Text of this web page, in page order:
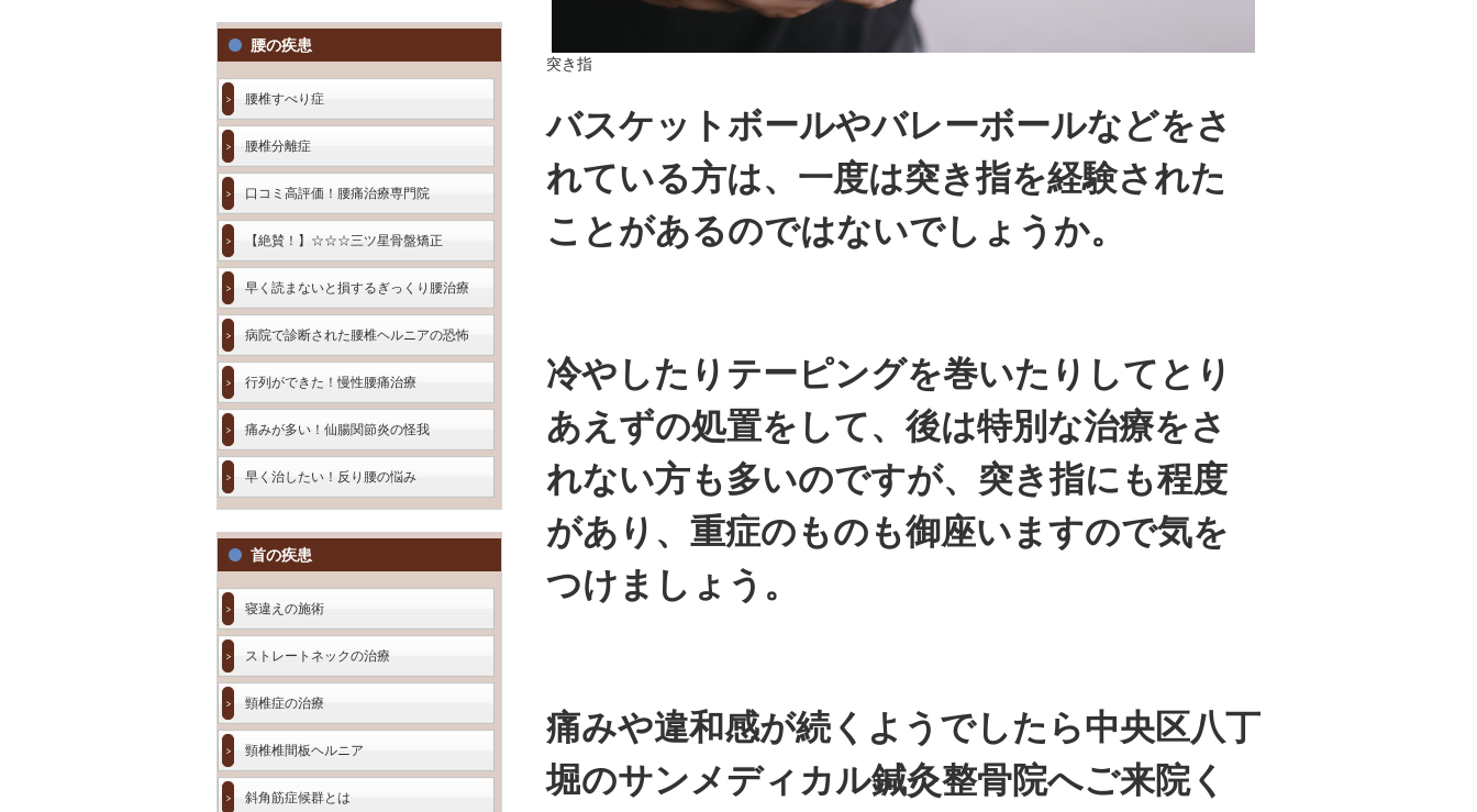
腰の疾患
腰椎すべり症
腰椎分離症
口コミ高評価！腰痛治療専門院
【絶賛！】☆☆☆三ツ星骨盤矯正
早く読まないと損するぎっくり腰治療
病院で診断された腰椎ヘルニアの恐怖
行列ができた！慢性腰痛治療
痛みが多い！仙腸関節炎の怪我
早く治したい！反り腰の悩み
首の疾患
寝違えの施術
ストレートネックの治療
頸椎症の治療
頸椎椎間板ヘルニア
斜角筋症候群とは
突き指
バスケットボールやバレーボールなどをさ
れている方は、一度は突き指を経験された
ことがあるのではないでしょうか。
冷やしたりテーピングを巻いたりしてとり
あえずの処置をして、後は特別な治療をさ
れない方も多いのですが、突き指にも程度
があり、重症のものも御座いますので気を
つけましょう。
痛みや違和感が続くようでしたら中央区八丁
堀のサンメディカル鍼灸整骨院へご来院く